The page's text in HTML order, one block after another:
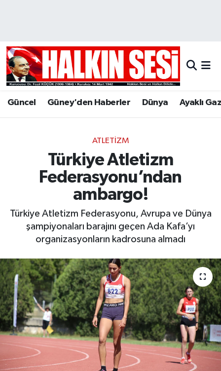
Güncel Güney'den Haberler Dünya Ayaklı
ATLETIZM
Türkiye Atletizm
Federasyonu’ndan
ambargo!
Türkiye Atletizm Federasyonu, Avrupa ve Dünya
şampiyonaları barajını geçen Ada Kafa’yı
organizasyonların kadrosuna almadı
Hava Durumu
Trafik Durumu
Son Dakika Haberleri